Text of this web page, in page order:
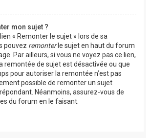
mon sujet ?
« Remonter le sujet » lors de sa
pouvez remonterle sujet en haut du forum
Par ailleurs, si vous ne voyez pas ce lien,
remontée de sujet est désactivée ou que
pour autoriser la remontée n’est pas
possible de remonter un sujet
Néanmoins, assurez-vous de
du forum en le faisant.